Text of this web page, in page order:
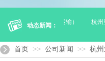
械的冷链（贮存及运输） 杭州亚
动态新闻：
首页 >> 公司新闻 >> 杭